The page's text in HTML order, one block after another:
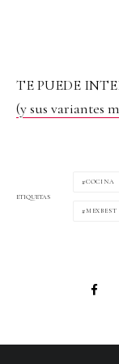
TE PUEDE
(y sus variantes
ETIQUETAS
COCINA
MEXBEST